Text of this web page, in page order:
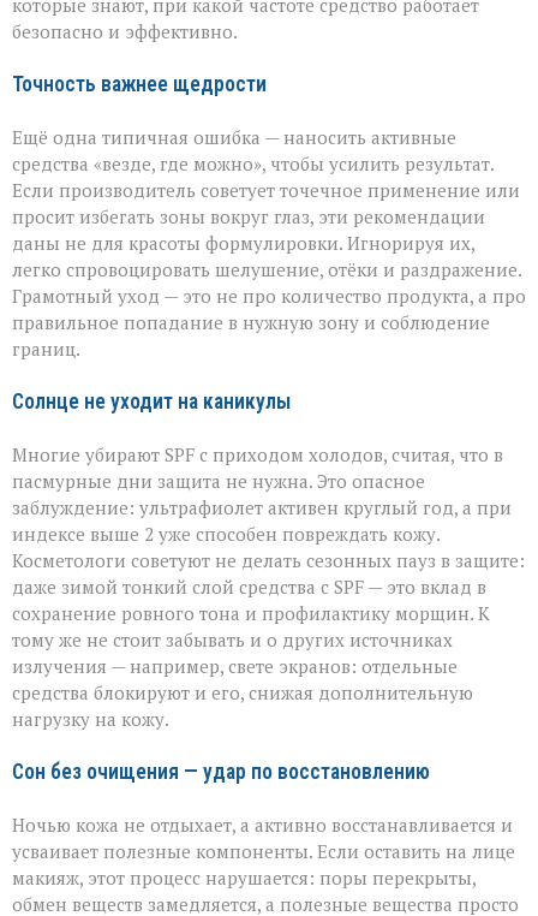
которые знают, при какой частоте средство работает
безопасно и эффективно.
Точность важнее щедрости
Ещё одна типичная ошибка — наносить активные
средства «везде, где можно», чтобы усилить результат.
Если производитель советует точечное применение или
просит избегать зоны вокруг глаз, эти рекомендации
даны не для красоты формулировки. Игнорируя их,
легко спровоцировать шелушение, отёки и раздражение.
Грамотный уход — это не про количество продукта, а про
правильное попадание в нужную зону и соблюдение
границ.
Солнце не уходит на каникулы
Многие убирают SPF с приходом холодов, считая, что в
пасмурные дни защита не нужна. Это опасное
заблуждение: ультрафиолет активен круглый год, а при
индексе выше 2 уже способен повреждать кожу.
Косметологи советуют не делать сезонных пауз в защите:
даже зимой тонкий слой средства с SPF — это вклад в
сохранение ровного тона и профилактику морщин. К
тому же не стоит забывать и о других источниках
излучения — например, свете экранов: отдельные
средства блокируют и его, снижая дополнительную
нагрузку на кожу.
Сон без очищения — удар по восстановлению
Ночью кожа не отдыхает, а активно восстанавливается и
усваивает полезные компоненты. Если оставить на лице
макияж, этот процесс нарушается: поры перекрыты,
обмен веществ замедляется, а полезные вещества просто